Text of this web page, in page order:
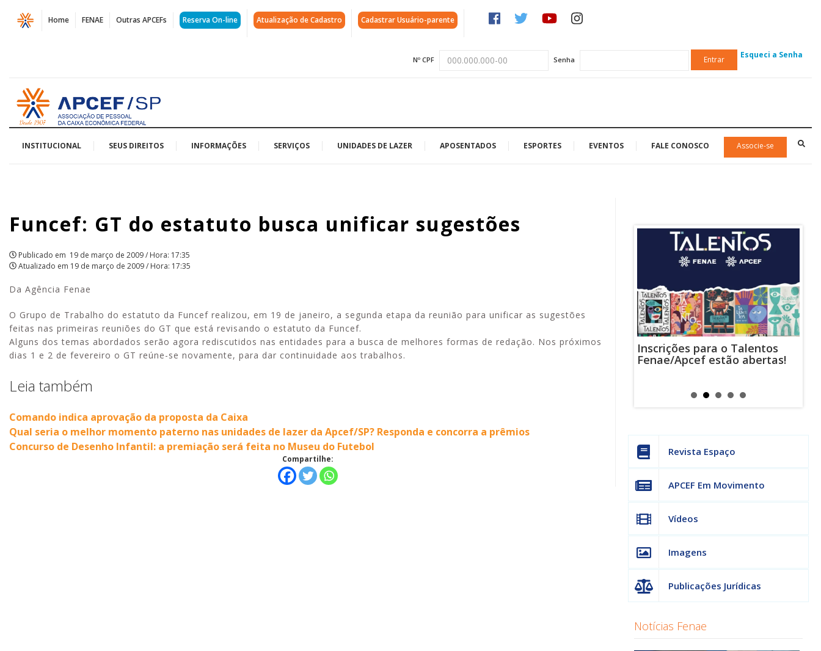
Página
Funcef:
do
estatuto
busca
unificar
APCEF/SP
Home FENAE Outras APCEFs Reserva On-line Atualização de Cadastro Cadastrar Usuário-parente
Nº CPF Senha Entrar Esqueci a Senha
Acessar
página
inicial
INSTITUCIONAL SEUS DIREITOS INFORMAÇÕES SERVIÇOS UNIDADES DE LAZER APOSENTADOS ESPORTES EVENTOS FALE CONOSCO Associe-se
Funcef: GT do estatuto busca unificar sugestões
Publicado em 19 de março de 2009 / Hora: 17:35
Atualizado em 19 de março de 2009 / Hora: 17:35
Da Agência Fenae
O Grupo de Trabalho do estatuto da Funcef realizou, em 19 de janeiro, a segunda etapa da reunião para unificar as sugestões
feitas nas primeiras reuniões do GT que está revisando o estatuto da Funcef.
Alguns dos temas abordados serão agora rediscutidos nas entidades para a busca de melhores formas de redação. Nos próximos
dias 1 e 2 de fevereiro o GT reúne-se novamente, para dar continuidade aos trabalhos.
Leia também
Comando indica aprovação da proposta da Caixa
Qual seria o melhor momento paterno nas unidades de lazer da Apcef/SP? Responda e concorra a prêmios
Concurso de Desenho Infantil: a premiação será feita no Museu do Futebol
Compartilhe:
Aproveite a parceria da Apcef
com o Sesi e invista em saúde
Alerta: golpistas usam Inscrições para o Talentos
Fenae/Apcef estão abertas!
Revista Espaço
APCEF Em Movimento
Vídeos
Imagens
Publicações Jurídicas
Notícias Fenae